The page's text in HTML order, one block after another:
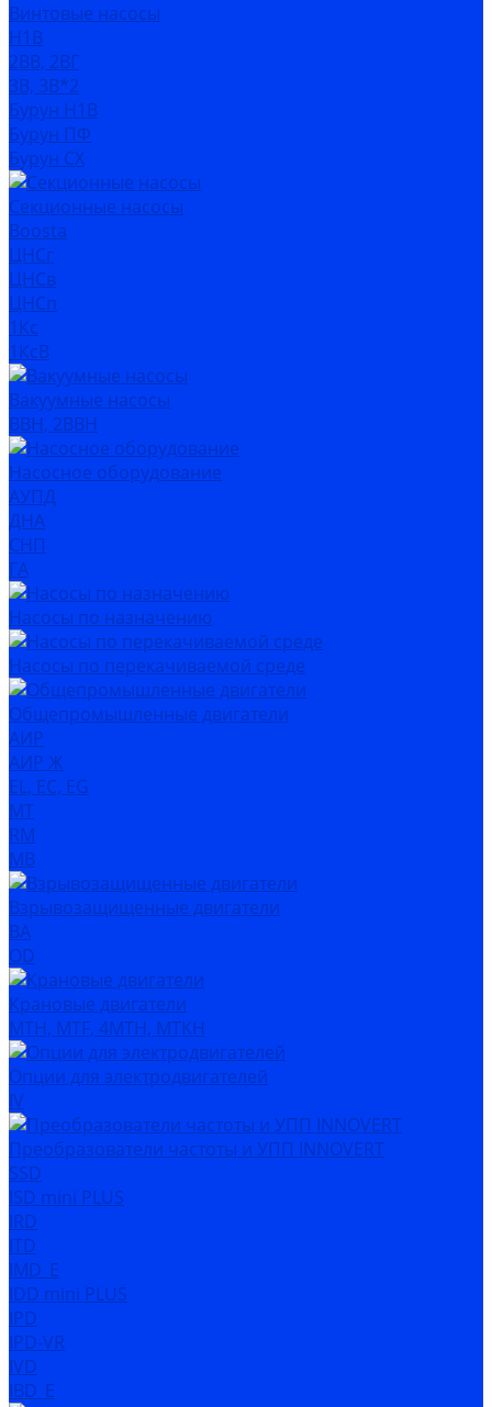
Винтовые насосы
Н1В
2ВВ, 2ВГ
3В, 3В*2
Бурун Н1В
Бурун ПФ
Бурун СХ
Секционные насосы
Boosta
ЦНСг
ЦНСв
ЦНСп
1Кс
1КсВ
Вакуумные насосы
ВВН, 2ВВН
Насосное оборудование
АУПД
ДНА
СНП
ГА
Насосы по назначению
Насосы по перекачиваемой среде
Общепромышленные двигатели
АИР
АИР Ж
EL, EC, EG
MT
RM
MB
Взрывозащищенные двигатели
ВА
OD
Крановые двигатели
MTH, MTF, 4MTH, MTKH
Опции для электродвигателей
IV
Преобразователи частоты и УПП INNOVERT
SSD
ISD mini PLUS
IRD
ITD
IMD_E
IDD mini PLUS
IPD
IРD-VR
IVD
IBD_E